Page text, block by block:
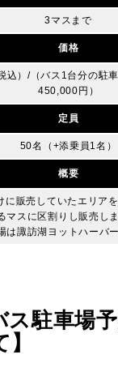
3マスまで
価格
込）/（バス1台分の駐
450,000円）
定員
50名（+添乗員1名）
概要
に販売していたエリア
マスに区割りし販売しま
は諏訪湖ヨットハーバ
ス駐車場